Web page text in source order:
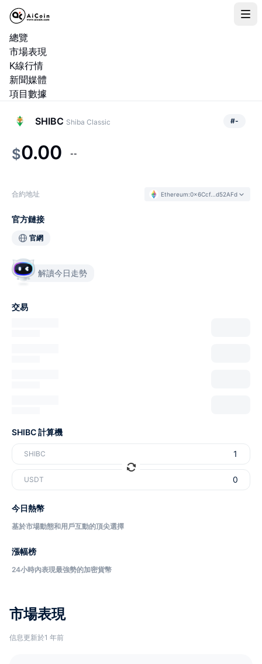
總覽
市場表現
K線行情
新聞媒體
項目數據
市場表現
信息更新於1 年前
SHIBC Shiba Classic #-
$0.00 --
合約地址 Ethereum:0x6Ccf...d52AFd
官方鏈接
官網
解讀今日走勢
交易
SHIBC 計算機
SHIBC
USDT
今日熱幣
基於市場動態和用戶互動的頂尖選擇
漲幅榜
24小時內表現最強勢的加密貨幣